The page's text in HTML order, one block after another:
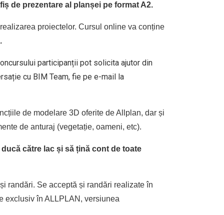
de prezentare al planșei pe format A2.
proiectelor. Cursul online va conține
participanții pot solicita ajutor din
cu BIM Team, fie pe e-mail la
de modelare 3D oferite de Allplan, dar și
de anturaj (vegetație, oameni, etc).
către lac și să țină cont de toate
randări. Se acceptă și randări realizate în
exclusiv în ALLPLAN, versiunea